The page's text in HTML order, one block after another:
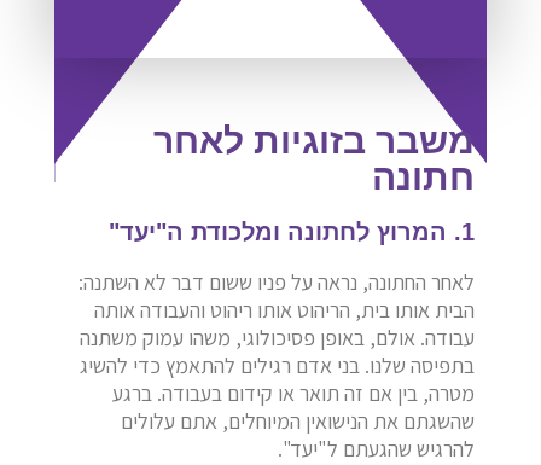
משבר בזוגיות לאחר
חתונה
1. המרוץ לחתונה ומלכודת ה"יעד"
לאחר החתונה, נראה על פניו ששום דבר לא השתנה:
הבית אותו בית, הריהוט אותו ריהוט והעבודה אותה
עבודה. אולם, באופן פסיכולוגי, משהו עמוק משתנה
בתפיסה שלנו. בני אדם רגילים להתאמץ כדי להשיג
מטרה, בין אם זה תואר או קידום בעבודה. ברגע
שהשגתם את הנישואין המיוחלים, אתם עלולים
להרגיש שהגעתם ל"יעד".